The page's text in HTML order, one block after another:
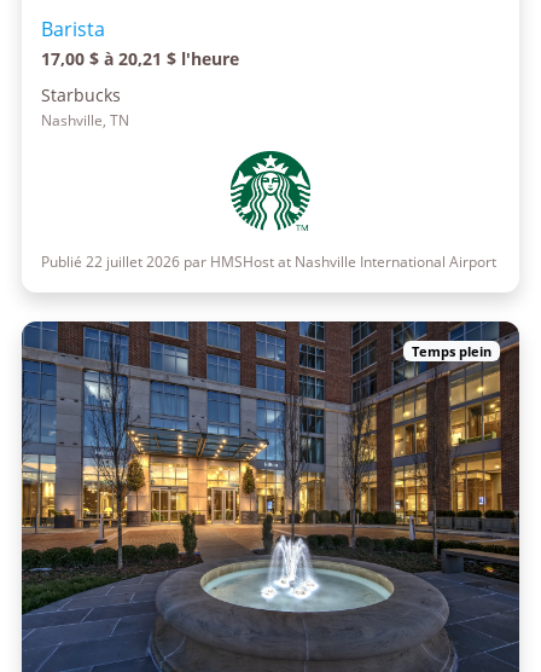
Barista
17,00 $ à 20,21 $ l'heure
Starbucks
Nashville, TN
Publié 22 juillet 2026 par HMSHost at Nashville International Airport
Temps plein